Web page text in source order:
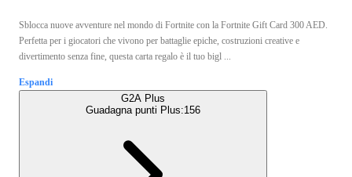
Sblocca nuove avventure nel mondo di Fortnite con la Fortnite Gift Card 300 AED.
Perfetta per i giocatori che vivono per battaglie epiche, costruzioni creative e
divertimento senza fine, questa carta regalo è il tuo bigl ...
Espandi
G2A Plus
Guadagna punti Plus:156